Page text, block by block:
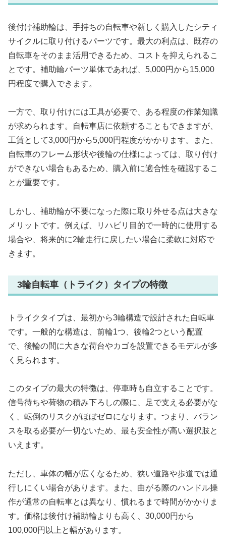
後付け補助輪は、手持ちの自転車や新しく購入したシティ
サイクルに取り付けるパーツです。最大の利点は、既存の
自転車をそのまま活用できるため、コストを抑えられるこ
とです。補助輪パーツ単体であれば、5,000円から15,000
円程度で購入できます。
一方で、取り付けには工具が必要で、ある程度の作業知識
が求められます。自転車店に依頼することもできますが、
工賃として3,000円から5,000円程度がかかります。また、
自転車のフレーム形状や後輪の仕様によっては、取り付け
ができない場合もあるため、購入前に適合性を確認するこ
とが重要です。
しかし、補助輪が不要になった際に取り外せる点は大きな
メリットです。例えば、リハビリ目的で一時的に使用する
場合や、将来的に2輪走行に戻したい場合に柔軟に対応で
きます。
3輪自転車（トライク）タイプの特徴
トライクタイプは、最初から3輪構造で設計された自転車
です。一般的な構造は、前輪1つ、後輪2つという配置
で、後輪の間に大きな荷台やカゴを設置できるモデルが多
く見られます。
このタイプの最大の特徴は、停車時も自立することです。
信号待ちや荷物の積み下ろしの際に、足で支える必要がな
く、転倒のリスクがほぼゼロになります。つまり、バラン
スを取る必要が一切ないため、最も安全性が高い選択肢と
いえます。
ただし、車体の幅が広くなるため、狭い道路や歩道では通
行しにくい場合があります。また、曲がる際のハンドル操
作が通常の自転車とは異なり、慣れるまで時間がかかりま
す。価格は後付け補助輪よりも高く、30,000円から
100,000円以上と幅があります。